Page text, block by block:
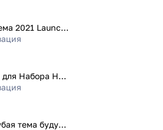
Красивая тема 2021 Launcher
Клавиатура для Набора Номера Телефон
Черная голубая тема будущего